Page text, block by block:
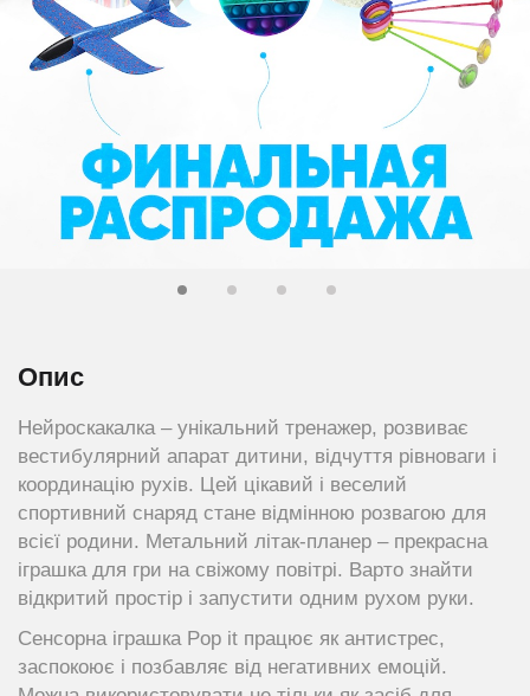
Опис
Нейроскакалка – унікальний тренажер, розвиває
вестибулярний апарат дитини, відчуття рівноваги і
координацію рухів. Цей цікавий і веселий
спортивний снаряд стане відмінною розвагою для
всієї родини. Метальний літак-планер – прекрасна
іграшка для гри на свіжому повітрі. Варто знайти
відкритий простір і запустити одним рухом руки.
Сенсорна іграшка Pop it працює як антистрес,
заспокоює і позбавляє від негативних емоцій.